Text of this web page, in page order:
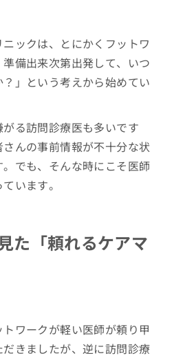
ックは、とにかくフットワ
備出来次第出発して、いつ
」という考えから始めてい
る訪問診療医も多いです
んの事前情報が不十分な状
でも、そんな時にこそ医師
います。
た「頼れるケアマ
ワークが軽い医師が頼り甲
きましたが、逆に訪問診療